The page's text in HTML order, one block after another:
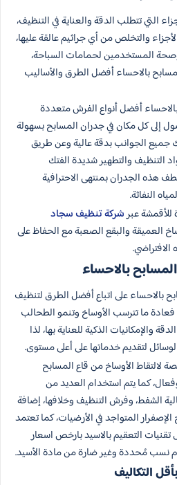
التي تتطلب الدقة والعناية في التنظيف،
والتخلص من أي جراثيم عالقة عليها،
المستخدمين لحمامات السباحة،
بالاحساء أفضل الطرق والأساليب
أفضل أنواع الفرش متعددة
إلى كل مكان في جدران المسابح بسهولة
جميع الجوانب بدقة عالية وعن طريق
والتطهير شديدة الفتك
هذه الجدران بمنتهى الاحترافية
النفاثة.
عبرشركة تنظيف سجاد
العميقة والبقع الصعبة مع الحفاظ على
بالاحساء
بالاحساء على اتباع أفضل الطرق لتنظيف
ما تترسب الأوساخ وتنمو الطحالب
والإمكانيات الذكية للعناية بها، لذا
لتقديم خدماتها على أعلى مستوى.
الأوساخ من قاع المسابح
كما يتم استخدام العديد من
الشفط، وفرش التنظيف وخلافها، إضافة
المتواجد في الأرضيات، كما تعتمد
التعقيم بالاسيد بارخص اسعار
نسب مُحددة وغير ضارة من مادة الأسيد.
التكاليف